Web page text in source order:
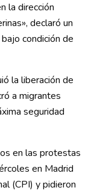
la dirección
declaró un
condición de
la liberación de
a migrantes
seguridad
en las protestas
en Madrid
(CPI) y pidieron